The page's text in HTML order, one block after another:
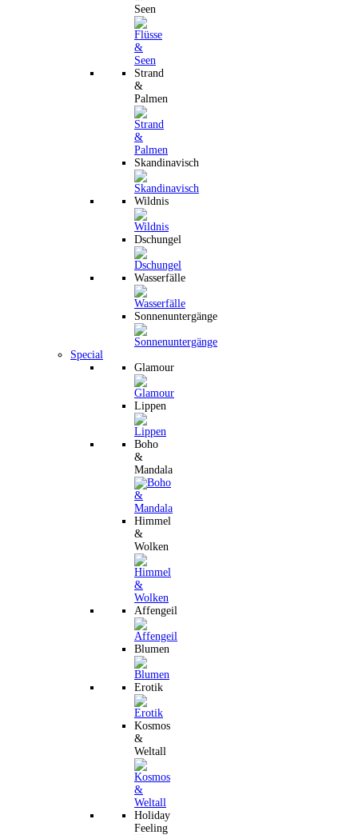
Seen
Strand
&
Palmen
Skandinavisch
Wildnis
Dschungel
Wasserfälle
Sonnenuntergänge
Special
Glamour
Lippen
Boho
&
Mandala
Himmel
&
Wolken
Affengeil
Blumen
Erotik
Kosmos
&
Weltall
Holiday
Feeling